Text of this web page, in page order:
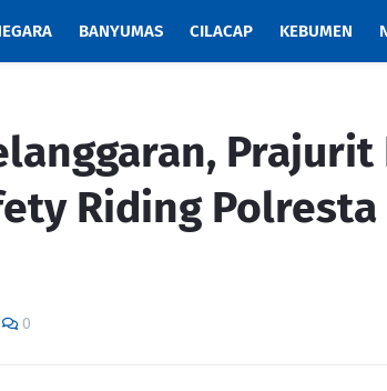
BANYUMAS CILACAP KEBUMEN
Prajurit
Riding Polresta
0